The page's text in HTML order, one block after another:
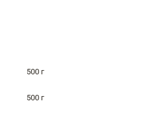
500 г
500 г